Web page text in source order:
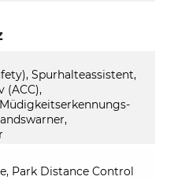
Spurhalteassistent,
(ACC),
Park Distance Control